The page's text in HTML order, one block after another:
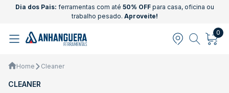
Dia dos Pais: ferramentas com até 50% OFFpara casa, oficina ou
trabalho pesado. Aproveite!
0
Home Cleaner
CLEANER